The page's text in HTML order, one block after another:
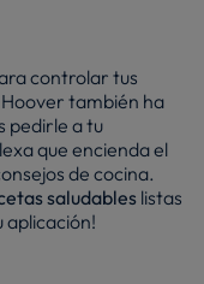
controlar tus
también ha
pedirle a tu
que encienda el
de cocina.
saludables listas
aplicación!